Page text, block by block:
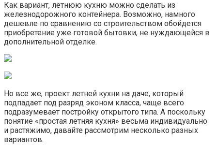
Как вариант, летнюю кухню можно сделать из
железнодорожного контейнера. Возможно, намного
дешевле по сравнению со строительством обойдется
приобретение уже готовой бытовки, не нуждающейся в
дополнительной отделке.
Но все же, проект летней кухни на даче, который
подпадает под разряд эконом класса, чаще всего
подразумевает постройку открытого типа. А поскольку
понятие «простая летняя кухня» весьма индивидуально
и растяжимо, давайте рассмотрим несколько разных
вариантов.